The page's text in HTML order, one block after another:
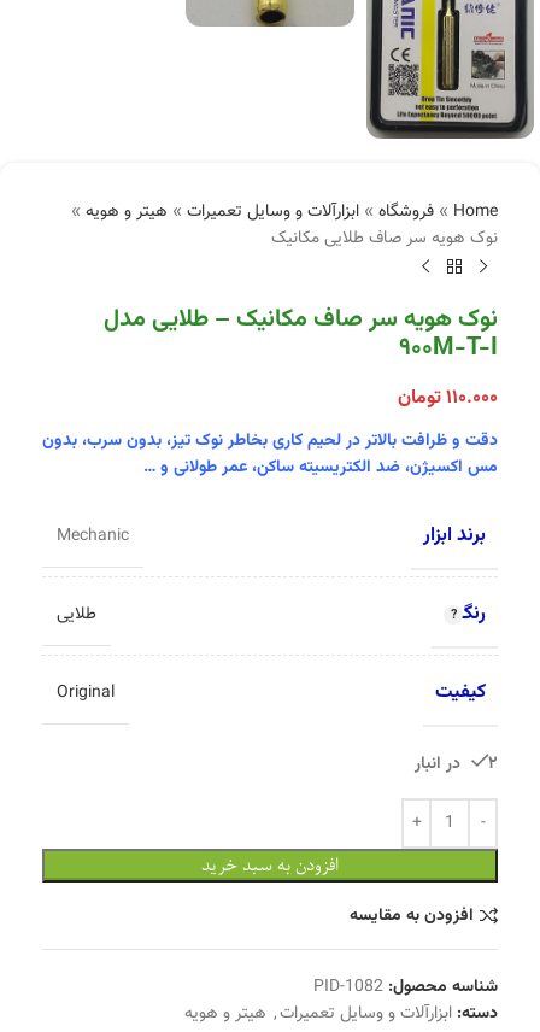
Home
» فروشگاه » ابزارآلات و وسایل تعمیرات » هیتر و هویه »
نوک هویه سر صاف طلایی مکانیک
نوک هویه سر صاف مکانیک – طلایی مدل
900M-T-I
۱۱۰.۰۰۰تومان
دقت و ظرافت بالاتر در لحیم کاری بخاطر نوک تیز، بدون سرب، بدون
مس اکسیژن، ضد الکتریسیته ساکن، عمر طولانی و …
برند ابزار Mechanic
رنگ طلایی
کیفیت Original
2 در انبار
افزودن به سبد خرید
افزودن به مقایسه
شناسه محصول: PID-1082
دسته: ابزارآلات و وسایل تعمیرات, هیتر و هویه